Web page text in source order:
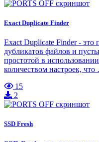
Exact Duplicate Finder
Exact Duplicate Finder - это
дубликатов файлов и
простотой в
количеством настроек,
15
2
SSD Fresh